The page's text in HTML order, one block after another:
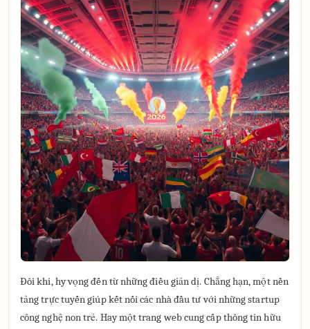
Đôi khi, hy vọng đến từ những điều giản dị. Chẳng hạn, một nền
tảng trực tuyến giúp kết nối các nhà đầu tư với những startup
công nghệ non trẻ. Hay một trang web cung cấp thông tin hữu